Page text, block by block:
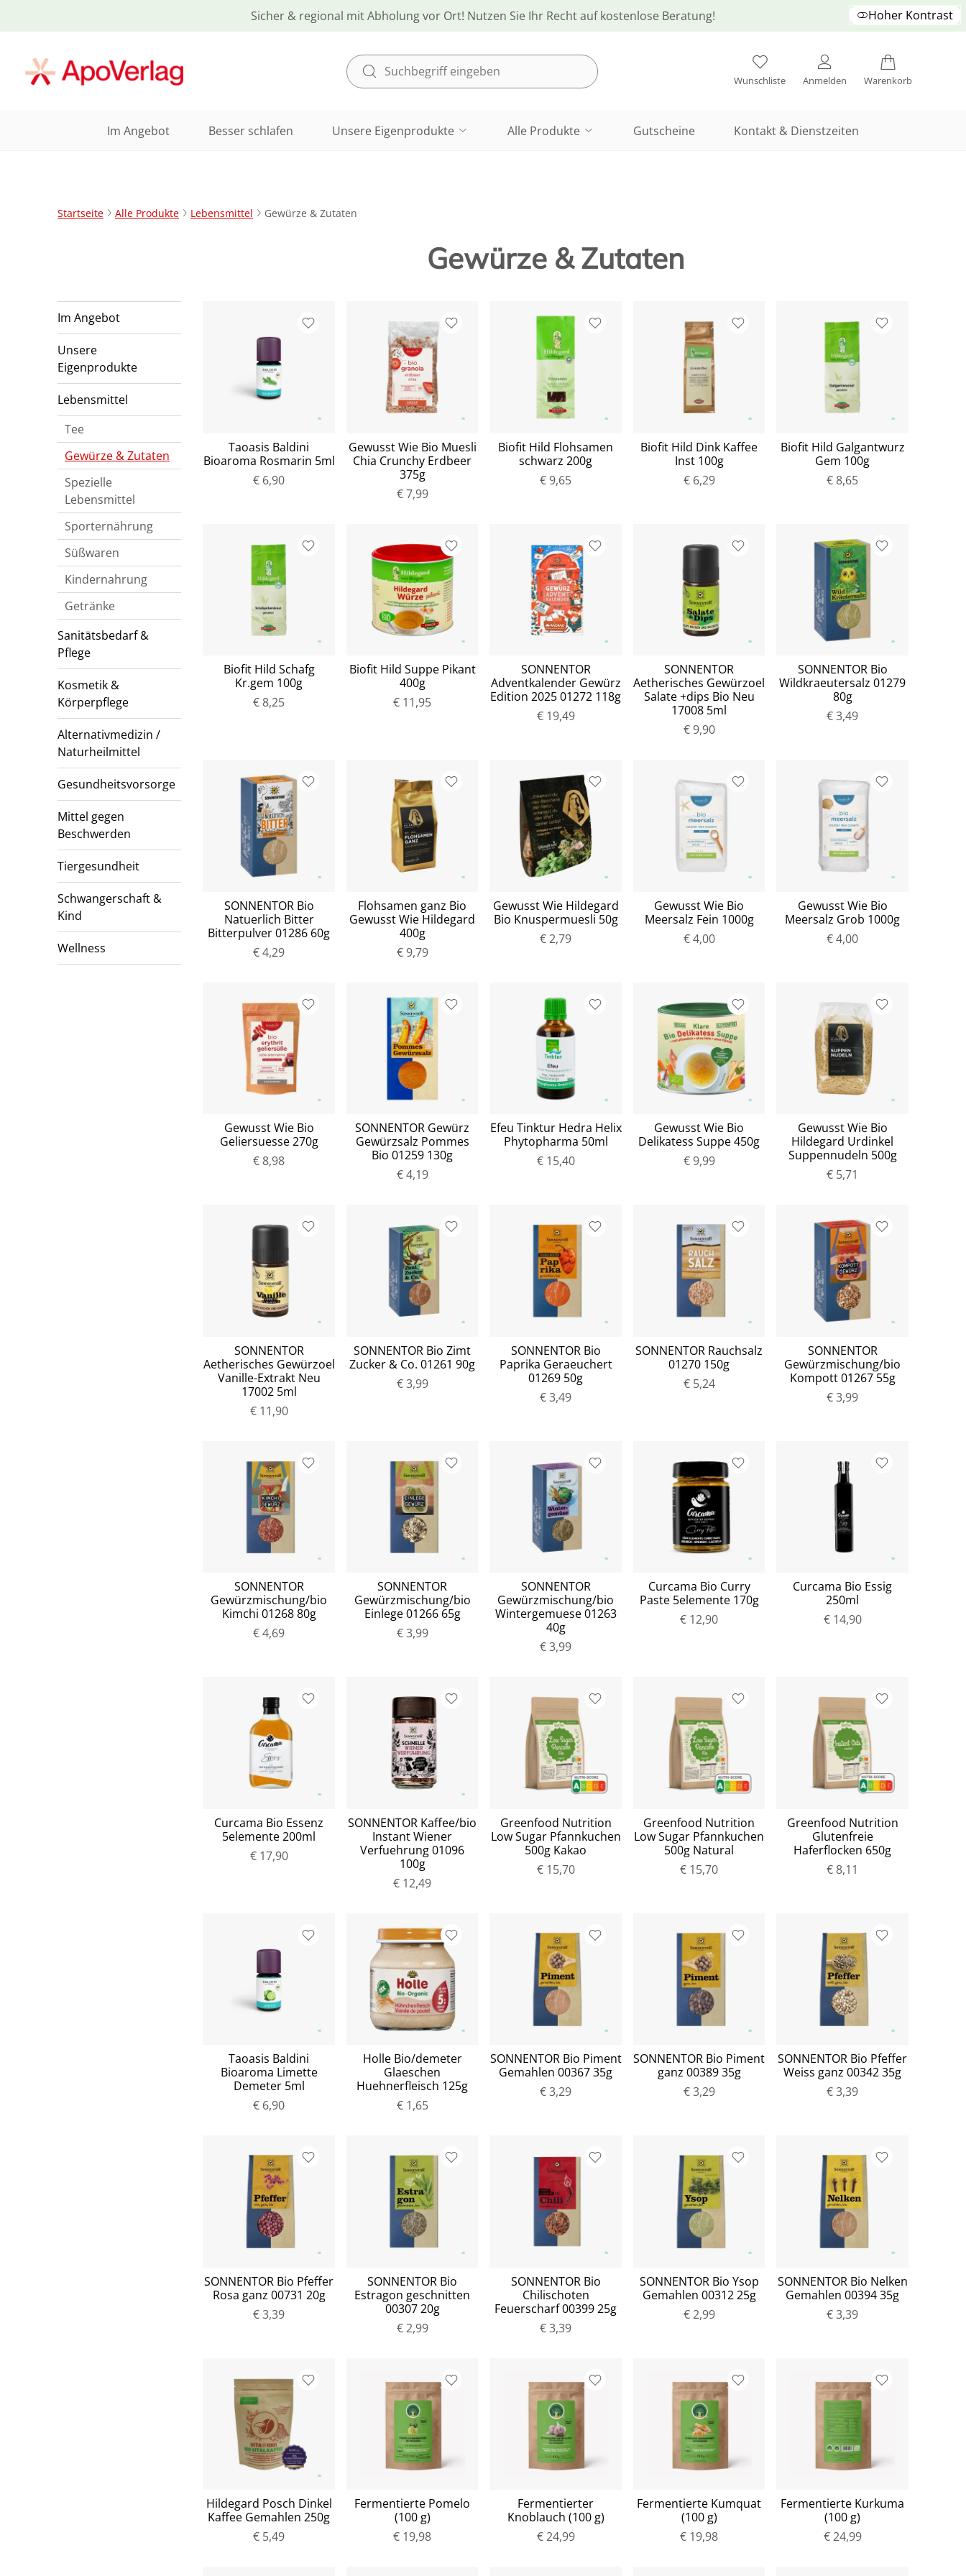
Sicher & regional mit Abholung vor Ort! Nutzen Sie Ihr Recht auf kostenlose Beratung! Hoher Kontrast
Wunschliste Anmelden Warenkorb
Im Angebot Besser schlafen Unsere Eigenprodukte Alle Produkte Gutscheine Kontakt & Dienstzeiten
Startseite Alle Produkte Lebensmittel Gewürze & Zutaten
Im Angebot
Unsere
Eigenprodukte
Lebensmittel
Tee
Gewürze & Zutaten
Spezielle
Lebensmittel
Sporternährung
Süßwaren
Kindernahrung
Getränke
Sanitätsbedarf &
Pflege
Kosmetik &
Körperpflege
Alternativmedizin /
Naturheilmittel
Gesundheitsvorsorge
Mittel gegen
Beschwerden
Tiergesundheit
Schwangerschaft &
Kind
Wellness
Gewürze & Zutaten
Taoasis Baldini
Bioaroma Rosmarin 5ml
€ 6,90
Gewusst Wie Bio Muesli
Chia Crunchy Erdbeer
375g
€ 7,99
Biofit Hild Flohsamen
schwarz 200g
€ 9,65
Biofit Hild Dink Kaffee
Inst 100g
€ 6,29
Biofit Hild Galgantwurz
Gem 100g
€ 8,65
Biofit Hild Schafg
Kr.gem 100g
€ 8,25
Biofit Hild Suppe Pikant
400g
€ 11,95
SONNENTOR
Adventkalender Gewürz
Edition 2025 01272 118g
€ 19,49
SONNENTOR
Aetherisches Gewürzoel
Salate +dips Bio Neu
17008 5ml
€ 9,90
SONNENTOR Bio
Wildkraeutersalz 01279
80g
€ 3,49
SONNENTOR Bio
Natuerlich Bitter
Bitterpulver 01286 60g
€ 4,29
Flohsamen ganz Bio
Gewusst Wie Hildegard
400g
€ 9,79
Gewusst Wie Hildegard
Bio Knuspermuesli 50g
€ 2,79
Gewusst Wie Bio
Meersalz Fein 1000g
€ 4,00
Gewusst Wie Bio
Meersalz Grob 1000g
€ 4,00
Gewusst Wie Bio
Geliersuesse 270g
€ 8,98
SONNENTOR Gewürz
Gewürzsalz Pommes
Bio 01259 130g
€ 4,19
Efeu Tinktur Hedra Helix
Phytopharma 50ml
€ 15,40
Gewusst Wie Bio
Delikatess Suppe 450g
€ 9,99
Gewusst Wie Bio
Hildegard Urdinkel
Suppennudeln 500g
€ 5,71
SONNENTOR
Aetherisches Gewürzoel
Vanille-Extrakt Neu
17002 5ml
€ 11,90
SONNENTOR Bio Zimt
Zucker & Co. 01261 90g
€ 3,99
SONNENTOR Bio
Paprika Geraeuchert
01269 50g
€ 3,49
SONNENTOR Rauchsalz
01270 150g
€ 5,24
SONNENTOR
Gewürzmischung/bio
Kompott 01267 55g
€ 3,99
SONNENTOR
Gewürzmischung/bio
Kimchi 01268 80g
€ 4,69
SONNENTOR
Gewürzmischung/bio
Einlege 01266 65g
€ 3,99
SONNENTOR
Gewürzmischung/bio
Wintergemuese 01263
40g
€ 3,99
Curcama Bio Curry
Paste 5elemente 170g
€ 12,90
Curcama Bio Essig
250ml
€ 14,90
Curcama Bio Essenz
5elemente 200ml
€ 17,90
SONNENTOR Kaffee/bio
Instant Wiener
Verfuehrung 01096
100g
€ 12,49
Greenfood Nutrition
Low Sugar Pfannkuchen
500g Kakao
€ 15,70
Greenfood Nutrition
Low Sugar Pfannkuchen
500g Natural
€ 15,70
Greenfood Nutrition
Glutenfreie
Haferflocken 650g
€ 8,11
Taoasis Baldini
Bioaroma Limette
Demeter 5ml
€ 6,90
Holle Bio/demeter
Glaeschen
Huehnerfleisch 125g
€ 1,65
SONNENTOR Bio Piment
Gemahlen 00367 35g
€ 3,29
SONNENTOR Bio Piment
ganz 00389 35g
€ 3,29
SONNENTOR Bio Pfeffer
Weiss ganz 00342 35g
€ 3,39
SONNENTOR Bio Pfeffer
Rosa ganz 00731 20g
€ 3,39
SONNENTOR Bio
Estragon geschnitten
00307 20g
€ 2,99
SONNENTOR Bio
Chilischoten
Feuerscharf 00399 25g
€ 3,39
SONNENTOR Bio Ysop
Gemahlen 00312 25g
€ 2,99
SONNENTOR Bio Nelken
Gemahlen 00394 35g
€ 3,39
Hildegard Posch Dinkel
Kaffee Gemahlen 250g
€ 5,49
Fermentierte Pomelo
(100 g)
€ 19,98
Fermentierter
Knoblauch (100 g)
€ 24,99
Fermentierte Kumquat
(100 g)
€ 19,98
Fermentierte Kurkuma
(100 g)
€ 24,99